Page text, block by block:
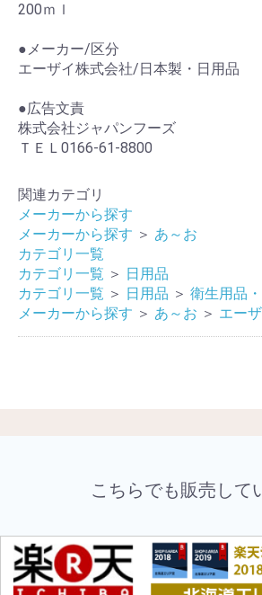
200ｍｌ
●メーカー/区分
エーザイ株式会社/日本製・日用品
●広告文責
株式会社ジャパンフーズ
ＴＥＬ0166-61-8800
関連カテゴリ
メーカーから探す
メーカーから探す ＞ あ～お
カテゴリ一覧
カテゴリ一覧 ＞ 日用品
カテゴリ一覧 ＞ 日用品 ＞ 衛生用品
メーカーから探す ＞ あ～お ＞ エー
こちらでも販売して